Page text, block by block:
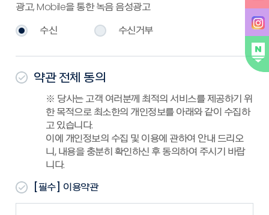
광고, Mobile을 통한 녹음 음성광고
수신
수신거부
약관 전체 동의
※ 당사는 고객 여러분께 최적의 서비스를 제공하기 위
한 목적으로 최소한의 개인정보를 아래와 같이 수집하
고 있습니다.
이에 개인정보의 수집 및 이용에 관하여 안내 드리오
니, 내용을 충분히 확인하신 후 동의하여 주시기 바랍
니다.
[필수] 이용약관